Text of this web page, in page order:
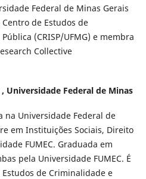
Federal de Minas Gerais
de Estudos de
(CRISP/UFMG) e membra
Collective
Universidade Federal de Minas
na Universidade Federal de
em Instituições Sociais, Direito
FUMEC. Graduada em
pela Universidade FUMEC. É
de Criminalidade e